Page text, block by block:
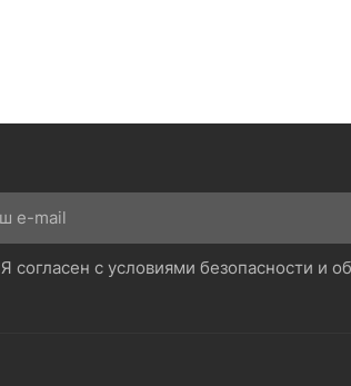
Я согласен с условиями безопасности и